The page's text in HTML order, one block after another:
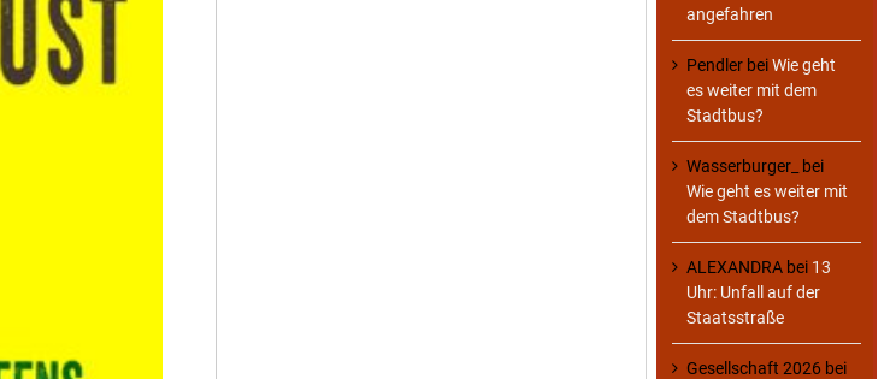
angefahren
Pendler beiWie geht
es weiter mit dem
Stadtbus?
Wasserburger_
bei
Wie geht es weiter mit
dem Stadtbus?
ALEXANDRA bei 13
Uhr: Unfall auf der
Staatsstraße
Gesellschaft 2026 bei